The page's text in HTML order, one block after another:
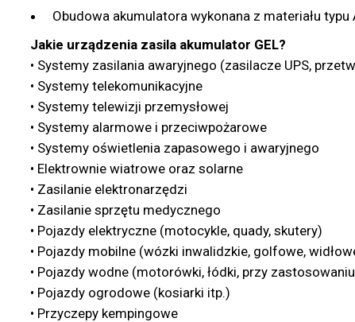
Obudowa akumulatora wykonana z materiału typu
Jakie urządzenia zasila akumulator GEL?
• Systemy zasilania awaryjnego (zasilacze UPS,
• Systemy telekomunikacyjne
• Systemy telewizji przemysłowej
• Systemy alarmowe i przeciwpożarowe
• Systemy oświetlenia zapasowego i awaryjnego
• Elektrownie wiatrowe oraz solarne
• Zasilanie elektronarzędzi
• Zasilanie sprzętu medycznego
• Pojazdy elektryczne (motocykle, quady, skutery)
• Pojazdy mobilne (wózki inwalidzkie, golfowe,
• Pojazdy wodne (motorówki, łódki, przy
• Pojazdy ogrodowe (kosiarki itp.)
• Przyczepy kempingowe